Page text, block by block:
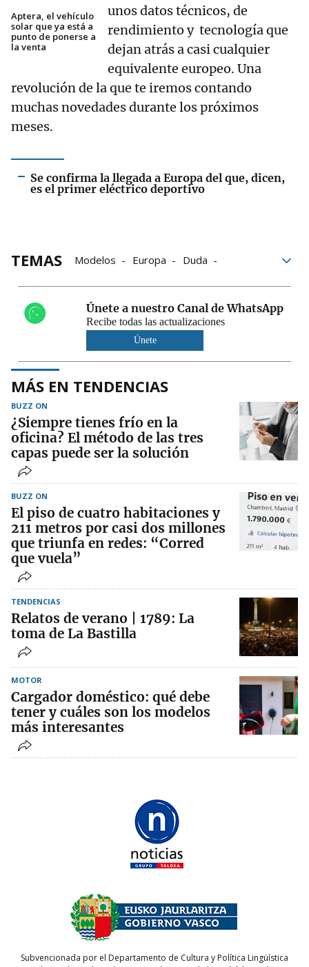
Aptera, el vehículo
solar que ya está a
punto de ponerse a
la venta
unos datos técnicos, de
rendimiento y tecnología que
dejan atrás a casi cualquier
equivalente europeo. Una
revolución de la que te iremos contando
muchas novedades durante los próximos
meses.
Se confirma la llegada a Europa del que, dicen,
es el primer eléctrico deportivo
TEMAS Modelos Europa
Duda
Únete a nuestro Canal de WhatsApp
Recibe todas las actualizaciones
Únete
MÁS EN TENDENCIAS
BUZZ ON
¿Siempre tienes frío en la
oficina? El método de las tres
capas puede ser la solución
BUZZ ON
El piso de cuatro habitaciones y
211 metros por casi dos millones
que triunfa en redes: “Corred
que vuela”
TENDENCIAS
Relatos de verano | 1789: La
toma de La Bastilla
MOTOR
Cargador doméstico: qué debe
tener y cuáles son los modelos
más interesantes
Subvencionada por el Departamento de Cultura y Política Lingüística